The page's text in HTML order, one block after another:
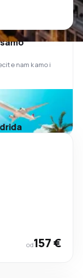
nam kamo i
od157 €